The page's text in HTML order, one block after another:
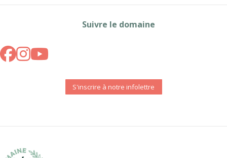
Suivre le domaine
S'inscrire à notre infolettre